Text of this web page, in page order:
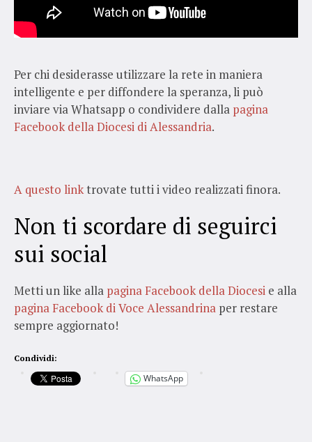
Per chi desiderasse utilizzare la rete in maniera
intelligente e per diffondere la speranza, li può
inviare via Whatsapp o condividere dalla pagina
Facebook della Diocesi di Alessandria.
A questo linktrovate tutti i video realizzati finora.
Non ti scordare di seguirci
sui social
Metti un like alla pagina Facebook della Diocesi e alla
pagina Facebook di Voce Alessandrina per restare
sempre aggiornato!
Condividi:
WhatsApp